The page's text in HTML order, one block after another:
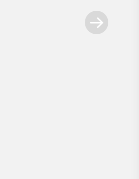
innovativstes Smart Lock
Nachrüsten.